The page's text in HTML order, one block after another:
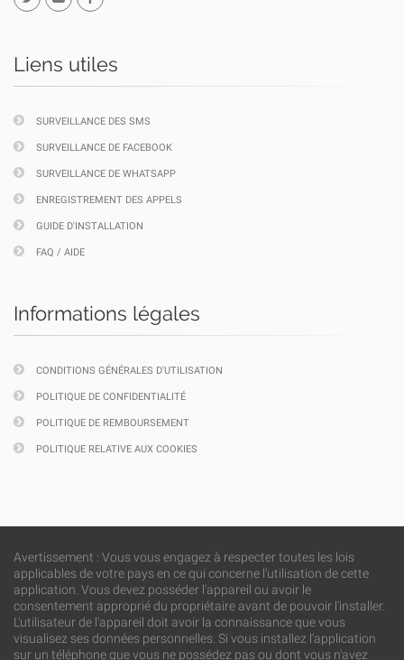
Liens utiles
SURVEILLANCE DES SMS
SURVEILLANCE DE FACEBOOK
SURVEILLANCE DE WHATSAPP
ENREGISTREMENT DES APPELS
GUIDE D'INSTALLATION
FAQ / AIDE
Informations légales
CONDITIONS GÉNÉRALES D'UTILISATION
POLITIQUE DE CONFIDENTIALITÉ
POLITIQUE DE REMBOURSEMENT
POLITIQUE RELATIVE AUX COOKIES
Avertissement : Vous vous engagez à respecter toutes les lois
applicables de votre pays en ce qui concerne l'utilisation de cette
application. Vous devez posséder l'appareil ou avoir le
consentement approprié du propriétaire avant de pouvoir l'installer.
L'utilisateur de l'appareil doit avoir la connaissance que vous
visualisez ses données personnelles. Si vous installez l'application
sur un téléphone que vous ne possédez pas ou dont vous n'avez